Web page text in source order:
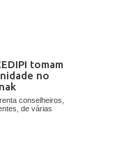
tomam
no
conselheiros,
de várias